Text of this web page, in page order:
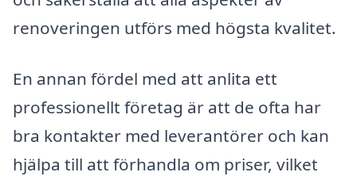
renoveringen utförs med högsta kvalitet.
En annan fördel med att anlita ett
professionellt företag är att de ofta har
bra kontakter med leverantörer och kan
hjälpa till att förhandla om priser, vilket